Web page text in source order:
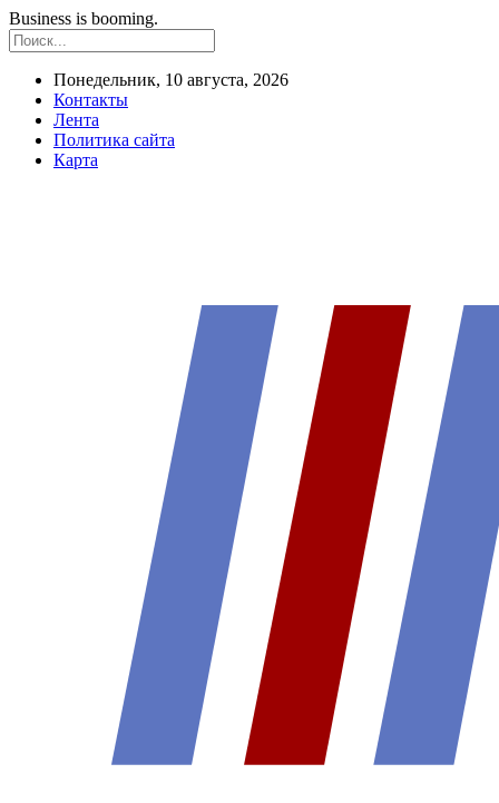
Business is booming.
Понедельник, 10 августа, 2026
Контакты
Лента
Политика сайта
Карта